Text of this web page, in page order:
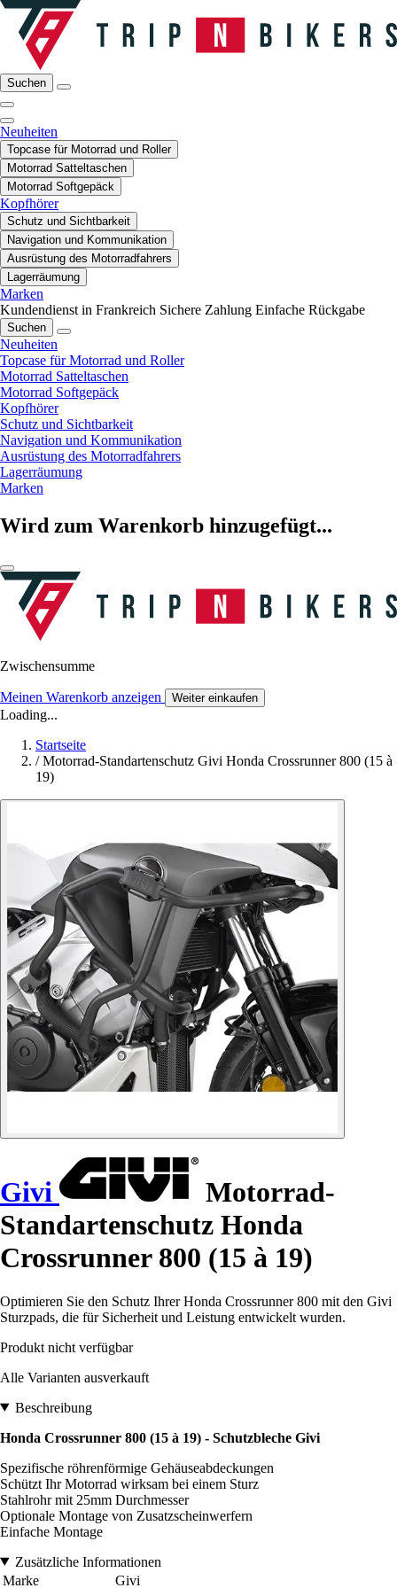
Suchen
Neuheiten
Topcase für Motorrad und Roller
Motorrad Satteltaschen
Motorrad Softgepäck
Kopfhörer
Schutz und Sichtbarkeit
Navigation und Kommunikation
Ausrüstung des Motorradfahrers
Lagerräumung
Marken
Kundendienst in Frankreich Sichere Zahlung Einfache Rückgabe
Suchen
Neuheiten
Topcase für Motorrad und Roller
Motorrad Satteltaschen
Motorrad Softgepäck
Kopfhörer
Schutz und Sichtbarkeit
Navigation und Kommunikation
Ausrüstung des Motorradfahrers
Lagerräumung
Marken
Wird zum Warenkorb hinzugefügt...
Zwischensumme
Meinen Warenkorb anzeigen Weiter einkaufen
Loading...
Startseite
/ Motorrad-Standartenschutz Givi Honda Crossrunner 800 (15 à
19)
Givi
Motorrad-
Standartenschutz Honda
Crossrunner 800 (15 à 19)
Optimieren Sie den Schutz Ihrer Honda Crossrunner 800 mit den Givi
Sturzpads, die für Sicherheit und Leistung entwickelt wurden.
Produkt nicht verfügbar
Alle Varianten ausverkauft
Beschreibung
Honda Crossrunner 800 (15 à 19) - Schutzbleche Givi
Spezifische röhrenförmige Gehäuseabdeckungen
Schützt Ihr Motorrad wirksam bei einem Sturz
Stahlrohr mit 25mm Durchmesser
Optionale Montage von Zusatzscheinwerfern
Einfache Montage
Zusätzliche Informationen
Marke
Givi